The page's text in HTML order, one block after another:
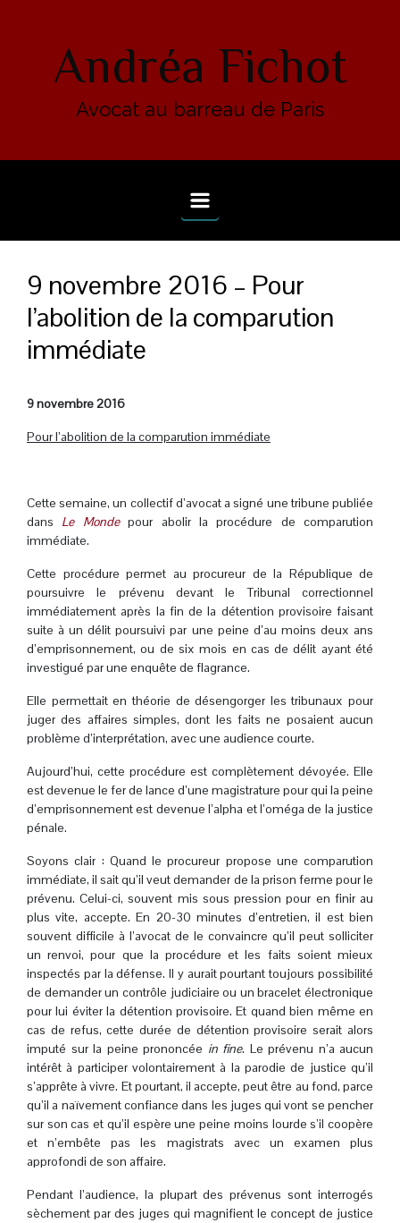
Andréa Fichot
Avocat au barreau de Paris
9 novembre 2016 – Pour
l’abolition de la comparution
immédiate
9 novembre 2016
Pour l’abolition de la comparution immédiate
Cette semaine, un collectif d’avocat a signé une tribune publiée
dans Le Mondepour abolir la procédure de comparution
immédiate.
Cette procédure permet au procureur de la République de
poursuivre le prévenu devant le Tribunal correctionnel
immédiatement après la fin de la détention provisoire faisant
suite à un délit poursuivi par une peine d’au moins deux ans
d’emprisonnement, ou de six mois en cas de délit ayant été
investigué par une enquête de flagrance.
Elle permettait en théorie de désengorger les tribunaux pour
juger des affaires simples, dont les faits ne posaient aucun
problème d’interprétation, avec une audience courte.
Aujourd’hui, cette procédure est complètement dévoyée. Elle
est devenue le fer de lance d’une magistrature pour qui la peine
d’emprisonnement est devenue l’alpha et l’oméga de la justice
pénale.
Soyons clair : Quand le procureur propose une comparution
immédiate, il sait qu’il veut demander de la prison ferme pour le
prévenu. Celui-ci, souvent mis sous pression pour en finir au
plus vite, accepte. En 20-30 minutes d’entretien, il est bien
souvent difficile à l’avocat de le convaincre qu’il peut solliciter
un renvoi, pour que la procédure et les faits soient mieux
inspectés par la défense. Il y aurait pourtant toujours possibilité
de demander un contrôle judiciaire ou un bracelet électronique
pour lui éviter la détention provisoire. Et quand bien même en
cas de refus, cette durée de détention provisoire serait alors
imputé sur la peine prononcée in fine. Le prévenu n’a aucun
intérêt à participer volontairement à la parodie de justice qu’il
s’apprête à vivre. Et pourtant, il accepte, peut être au fond, parce
qu’il a naïvement confiance dans les juges qui vont se pencher
sur son cas et qu’il espère une peine moins lourde s’il coopère
et n’embête pas les magistrats avec un examen plus
approfondi de son affaire.
Pendant l’audience, la plupart des prévenus sont interrogés
sèchement par des juges qui magnifient le concept de justice